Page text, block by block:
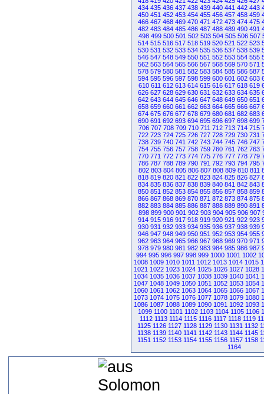
434 435 436 437 438 439 440 441 442 443
450 451 452 453 454 455 456 457 458 459
466 467 468 469 470 471 472 473 474 475
482 483 484 485 486 487 488 489 490 491
498 499 500 501 502 503 504 505 506 507
514 515 516 517 518 519 520 521 522 523
530 531 532 533 534 535 536 537 538 539
546 547 548 549 550 551 552 553 554 555
562 563 564 565 566 567 568 569 570 571
578 579 580 581 582 583 584 585 586 587
594 595 596 597 598 599 600 601 602 603
610 611 612 613 614 615 616 617 618 619
626 627 628 629 630 631 632 633 634 635
642 643 644 645 646 647 648 649 650 651
658 659 660 661 662 663 664 665 666 667
674 675 676 677 678 679 680 681 682 683
690 691 692 693 694 695 696 697 698 699
706 707 708 709 710 711 712 713 714 715
722 723 724 725 726 727 728 729 730 731
738 739 740 741 742 743 744 745 746 747
754 755 756 757 758 759 760 761 762 763
770 771 772 773 774 775 776 777 778 779
786 787 788 789 790 791 792 793 794 795
802 803 804 805 806 807 808 809 810 811
818 819 820 821 822 823 824 825 826 827
834 835 836 837 838 839 840 841 842 843
850 851 852 853 854 855 856 857 858 859
866 867 868 869 870 871 872 873 874 875
882 883 884 885 886 887 888 889 890 891
898 899 900 901 902 903 904 905 906 907
914 915 916 917 918 919 920 921 922 923
930 931 932 933 934 935 936 937 938 939
946 947 948 949 950 951 952 953 954 955
962 963 964 965 966 967 968 969 970 971
978 979 980 981 982 983 984 985 986 987
994 995 996 997 998 999 1000 1001 1002
1008 1009 1010 1011 1012 1013 1014 1015
1021 1022 1023 1024 1025 1026 1027 1028
1034 1035 1036 1037 1038 1039 1040 1041
1047 1048 1049 1050 1051 1052 1053 1054
1060 1061 1062 1063 1064 1065 1066 1067
1073 1074 1075 1076 1077 1078 1079 1080
1086 1087 1088 1089 1090 1091 1092 1093
1099 1100 1101 1102 1103 1104 1105 1106
1112 1113 1114 1115 1116 1117 1118 1119
1125 1126 1127 1128 1129 1130 1131 1132
1138 1139 1140 1141 1142 1143 1144 1145
1151 1152 1153 1154 1155 1156 1157 1158
1164